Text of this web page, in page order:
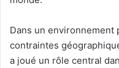
Dans un environnement
contraintes
a joué un rôle central